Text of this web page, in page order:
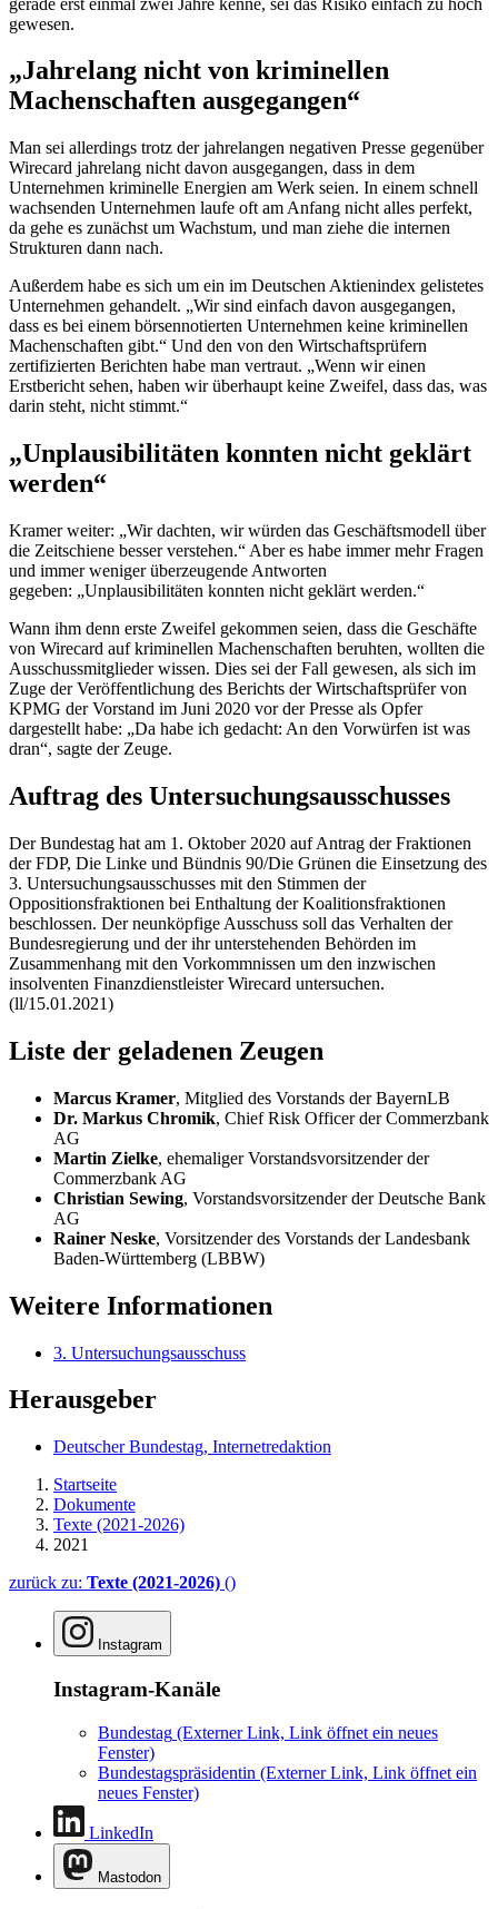
gewesen.
„Jahrelang nicht von kriminellen
Machenschaften ausgegangen“
Man sei allerdings trotz der jahrelangen negativen Presse gegenüber
Wirecard jahrelang nicht davon ausgegangen, dass in dem
Unternehmen kriminelle Energien am Werk seien. In einem schnell
wachsenden Unternehmen laufe oft am Anfang nicht alles perfekt,
da gehe es zunächst um Wachstum, und man ziehe die internen
Strukturen dann nach.
Außerdem habe es sich um ein im Deutschen Aktienindex gelistetes
Unternehmen gehandelt. „Wir sind einfach davon ausgegangen,
dass es bei einem börsennotierten Unternehmen keine kriminellen
Machenschaften gibt.“ Und den von den Wirtschaftsprüfern
zertifizierten Berichten habe man vertraut. „Wenn wir einen
Erstbericht sehen, haben wir überhaupt keine Zweifel, dass das, was
darin steht, nicht stimmt.“
„Unplausibilitäten konnten nicht geklärt
werden“
Kramer weiter: „Wir dachten, wir würden das Geschäftsmodell über
die Zeitschiene besser verstehen.“ Aber es habe immer mehr Fragen
und immer weniger überzeugende Antworten
gegeben: „Unplausibilitäten konnten nicht geklärt werden.“
Wann ihm denn erste Zweifel gekommen seien, dass die Geschäfte
von Wirecard auf kriminellen Machenschaften beruhten, wollten die
Ausschussmitglieder wissen. Dies sei der Fall gewesen, als sich im
Zuge der Veröffentlichung des Berichts der Wirtschaftsprüfer von
KPMG der Vorstand im Juni 2020 vor der Presse als Opfer
dargestellt habe: „Da habe ich gedacht: An den Vorwürfen ist was
dran“, sagte der Zeuge.
Auftrag des Untersuchungsausschusses
Der Bundestag hat am 1. Oktober 2020 auf Antrag der Fraktionen
der FDP, Die Linke und Bündnis 90/Die Grünen die Einsetzung des
3. Untersuchungsausschusses mit den Stimmen der
Oppositionsfraktionen bei Enthaltung der Koalitionsfraktionen
beschlossen. Der neunköpfige Ausschuss soll das Verhalten der
Bundesregierung und der ihr unterstehenden Behörden im
Zusammenhang mit den Vorkommnissen um den inzwischen
insolventen FinanzdienstleisterWirecard untersuchen.
(ll/15.01.2021)
Liste der geladenen Zeugen
Marcus Kramer, Mitglied des Vorstands der BayernLB
Dr. Markus Chromik, Chief Risk Officerder Commerzbank
AG
Martin Zielke, ehemaliger Vorstandsvorsitzender der
Commerzbank AG
Christian Sewing, Vorstandsvorsitzender der Deutsche Bank
AG
Rainer Neske, Vorsitzender des Vorstands der Landesbank
Baden-Württemberg (LBBW)
Weitere Informationen
3. Untersuchungsausschuss
Herausgeber
Deutscher Bundestag, Internetredaktion
Startseite
Dokumente
Texte (2021-2026)
2021
zurück zu: Texte (2021-2026) ()
Instagram
Instagram-Kanäle
Bundestag (Externer Link, Link öffnet ein neues
Fenster)
Bundestagspräsidentin (Externer Link, Link öffnet ein
neues Fenster)
LinkedIn
Mastodon